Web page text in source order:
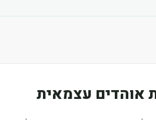
אוהדים עצמאית